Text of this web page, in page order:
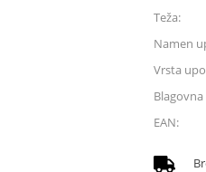
Teža:
Namen
Vrsta
EAN: